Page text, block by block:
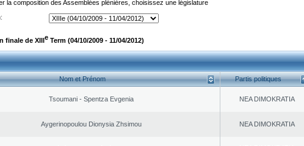
la composition des Assemblées plénières, choisissez une législature
finale de XIIIe Term (04/10/2009 - 11/04/2012)
Nom et Prénom Partis politiques
Tsoumani - Spentza Evgenia NEA DΙMOKRATIA
Aygerinopoulou Dionysia Zhsimou NEA DΙMOKRATIA